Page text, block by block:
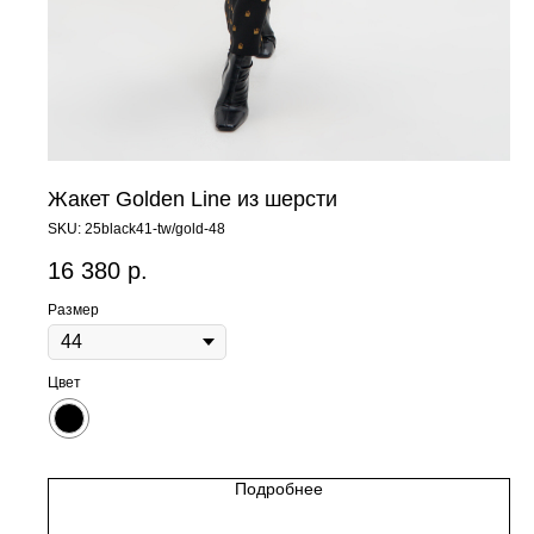
Жакет Golden Line из шерсти
SKU: 25black41-tw/gold-48
16 380 р.
Размер
Цвет
Подробнее